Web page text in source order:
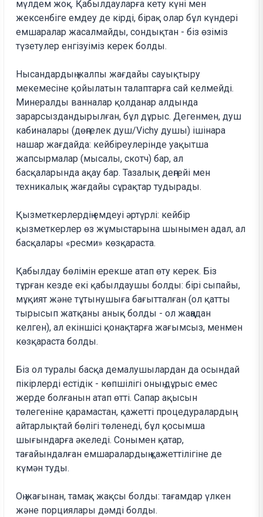
мүлдем жоқ. Қабылдауларға кету күні мен
жексенбіге емдеу де кірді, бірақ олар бұл күндері
емшаралар жасалмайды, сондықтан - біз өзіміз
түзетулер енгізуіміз керек болды.
Нысандардың жалпы жағдайы сауықтыру
мекемесіне қойылатын талаптарға сай келмейді.
Минералды ванналар қолданар алдында
зарарсыздандырылған, бұл дұрыс. Дегенмен, душ
кабиналары (дөңгелек душ/Vichy душы) ішінара
нашар жағдайда: кейбіреулерінде уақытша
жапсырмалар (мысалы, скотч) бар, ал
басқаларында ақау бар. Тазалық деңгейі мен
техникалық жағдайы сұрақтар тудырады.
Қызметкерлердің емдеуі әртүрлі: кейбір
қызметкерлер өз жұмыстарына шынымен адал, ал
басқалары «ресми» көзқараста.
Қабылдау бөлімін ерекше атап өту керек. Біз
тұрған кезде екі қабылдаушы болды: бірі сыпайы,
мұқият және тұтынушыға бағытталған (ол қатты
тырысып жатқаны анық болды - ол жаңадан
келген), ал екіншісі қонақтарға жағымсыз, менмен
көзқараста болды.
Біз ол туралы басқа демалушылардан да осындай
пікірлерді естідік - көпшілігі оның дұрыс емес
жерде болғанын атап өтті. Сапар ақысын
төлегеніне қарамастан, қажетті процедуралардың
айтарлықтай бөлігі төленеді, бұл қосымша
шығындарға әкеледі. Сонымен қатар,
тағайындалған емшаралардың қажеттілігіне де
күмән туды.
Оң жағынан, тамақ жақсы болды: тағамдар үлкен
және порциялары дәмді болды.